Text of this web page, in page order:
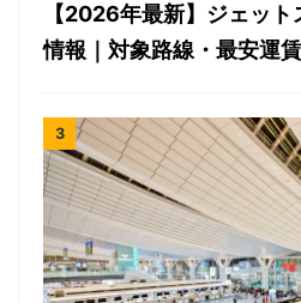
【2026年最新】ジェッ
情報｜対象路線・最安運